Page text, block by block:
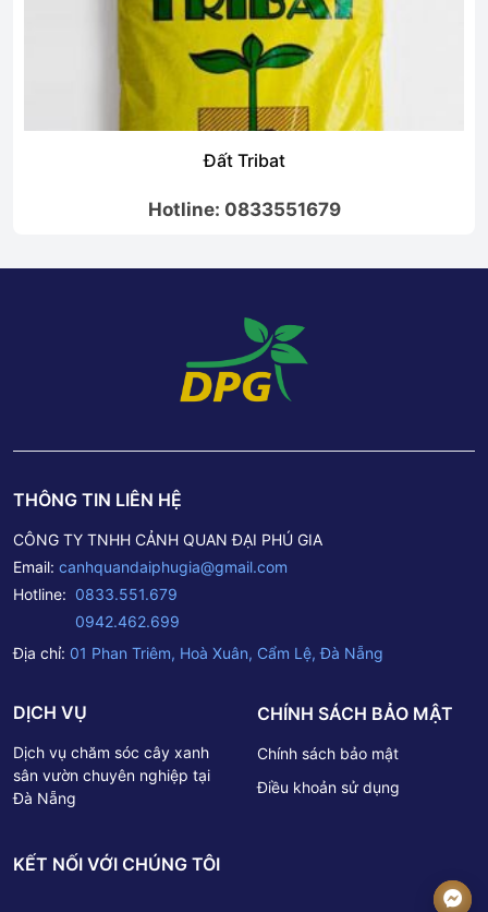
Đất Tribat
Hotline: 0833551679
THÔNG TIN LIÊN HỆ
CÔNG TY TNHH CẢNH QUAN ĐẠI PHÚ GIA
Email: canhquandaiphugia@gmail.com
Hotline: 0833.551.679
0942.462.699
Địa chỉ: 01 Phan Triêm, Hoà Xuân, Cẩm Lệ, Đà Nẵng
DỊCH VỤ
Dịch vụ chăm sóc cây xanh
sân vườn chuyên nghiệp tại
Đà Nẵng
CHÍNH SÁCH BẢO MẬT
Chính sách bảo mật
Điều khoản sử dụng
KẾT NỐI VỚI CHÚNG TÔI